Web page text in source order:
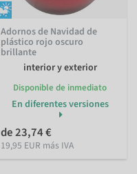
Adornos de Navidad de
plástico rojo oscuro
brillante
interior y exterior
Disponible de inmediato
En diferentes versiones
de 23,74 €
19,95 EUR más IVA